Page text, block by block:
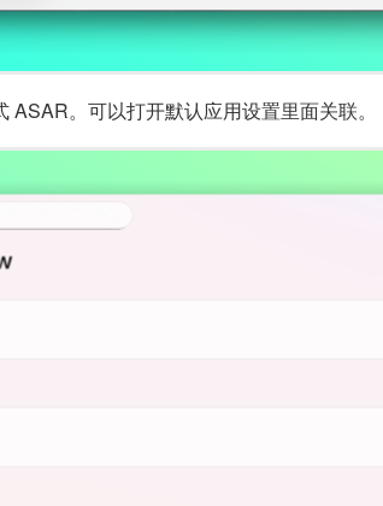
。可以打开默认应用设置里面关联。